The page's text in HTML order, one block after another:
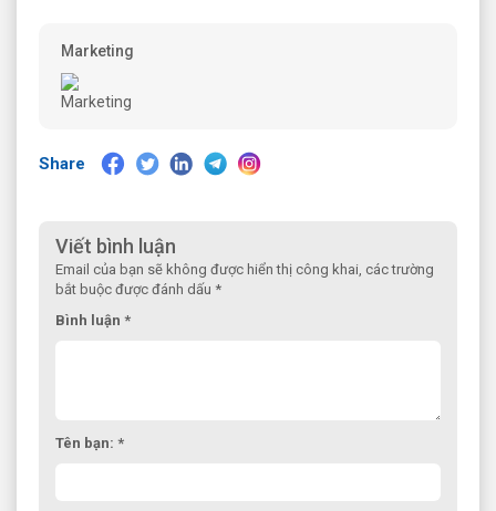
Marketing
Share
Viết bình luận
Email của bạn sẽ không được hiển thị công khai, các trường
bắt buộc được đánh dấu *
Bình luận *
Tên bạn: *